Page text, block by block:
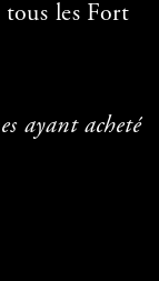
les Fort
ayant acheté